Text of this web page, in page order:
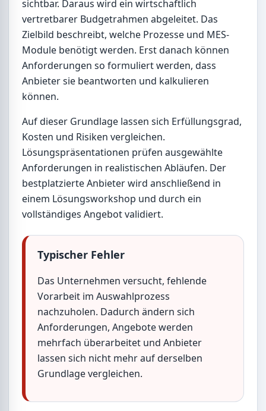
sichtbar. Daraus wird ein wirtschaftlich
vertretbarer Budgetrahmen abgeleitet. Das
Zielbild beschreibt, welche Prozesse und MES-
Module benötigt werden. Erst danach können
Anforderungen so formuliert werden, dass
Anbieter sie beantworten und kalkulieren
können.
Auf dieser Grundlage lassen sich Erfüllungsgrad,
Kosten und Risiken vergleichen.
Lösungspräsentationen prüfen ausgewählte
Anforderungen in realistischen Abläufen. Der
bestplatzierte Anbieter wird anschließend in
einem Lösungsworkshop und durch ein
vollständiges Angebot validiert.
Typischer Fehler
Das Unternehmen versucht, fehlende
Vorarbeit im Auswahlprozess
nachzuholen. Dadurch ändern sich
Anforderungen, Angebote werden
mehrfach überarbeitet und Anbieter
lassen sich nicht mehr auf derselben
Grundlage vergleichen.